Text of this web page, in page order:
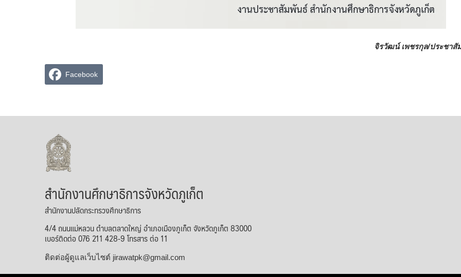
จิรวัฒน์ เพชรกุล/ประชาสั
Facebook
สำนักงานศึกษาธิการจังหวัดภูเก็ต
สำนักงานปลัดกระทรวงศึกษาธิการ
4/4 ถนนแม่หลวน ตำบลตลาดใหญ่ อำเภอเมืองภูเก็ต จังหวัดภูเก็ต 83000
เบอร์ติดต่อ 076 211 428-9 โทรสาร ต่อ 11
ติดต่อผู้ดูแลเว็บไซต์ jirawatpk@gmail.com